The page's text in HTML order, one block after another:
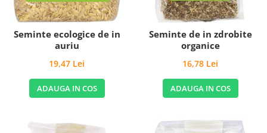
Seminte ecologice de in
auriu
19,47 Lei
ADAUGA IN COS
Seminte de in zdrobite
organice
16,78 Lei
ADAUGA IN COS